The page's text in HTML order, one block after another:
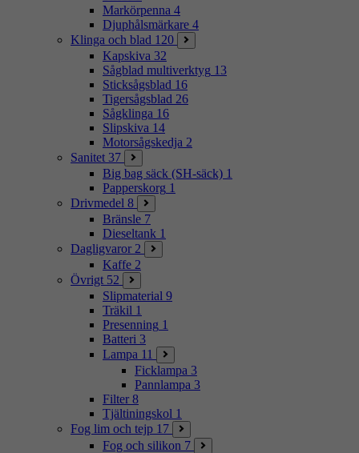
Markörpenna 4
Djuphålsmärkare 4
Klinga och blad 120
Kapskiva 32
Sågblad multiverktyg 13
Sticksågsblad 16
Tigersågsblad 26
Sågklinga 16
Slipskiva 14
Motorsågskedja 2
Sanitet 37
Big bag säck (SH-säck) 1
Papperskorg 1
Drivmedel 8
Bränsle 7
Dieseltank 1
Dagligvaror 2
Kaffe 2
Övrigt 52
Slipmaterial 9
Träkil 1
Presenning 1
Batteri 3
Lampa 11
Ficklampa 3
Pannlampa 3
Filter 8
Tjältiningskol 1
Fog lim och tejp 17
Fog och silikon 7